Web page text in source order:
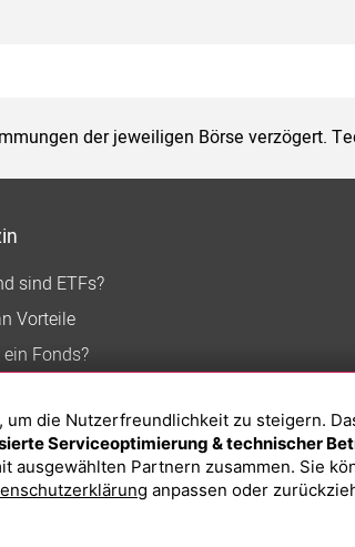
der jeweiligen Börse verzögert.
sind ETFs?
Vorteile
Fonds?
die Nutzerfreundlichkeit zu steigern.
Serviceoptimierung & technischer
ausgewählten Partnern zusammen. Sie
anpassen oder